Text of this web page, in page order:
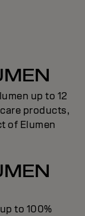
up to 12
products,
of Elumen
to 100%